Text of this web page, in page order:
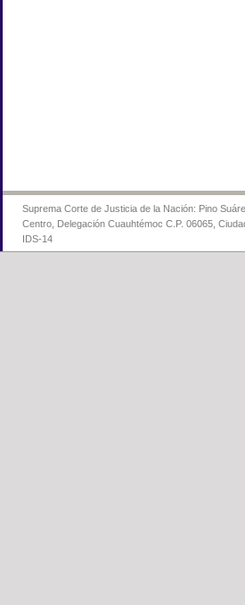
Suprema Corte de Justicia de la Nación: Pino
Centro, Delegación Cuauhtémoc C.P. 06065,
IDS-14